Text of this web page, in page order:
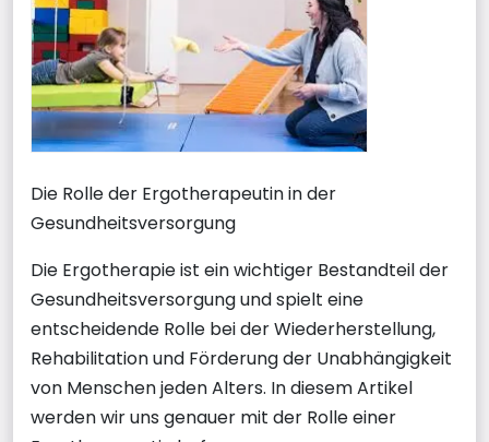
Die Rolle der Ergotherapeutin in der
Gesundheitsversorgung
Die Ergotherapie ist ein wichtiger Bestandteil der
Gesundheitsversorgung und spielt eine
entscheidende Rolle bei der Wiederherstellung,
Rehabilitation und Förderung der Unabhängigkeit
von Menschen jeden Alters. In diesem Artikel
werden wir uns genauer mit der Rolle einer